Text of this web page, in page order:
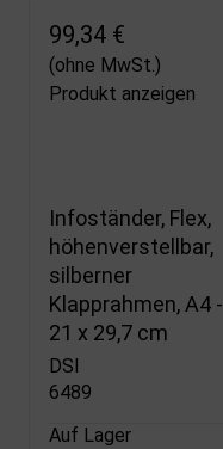
99,34 €
(ohne MwSt.)
Produkt anzeigen
Infoständer, Flex,
höhenverstellbar,
silberner
Klapprahmen, A4 -
21 x 29,7 cm
DSI
6489
Auf Lager